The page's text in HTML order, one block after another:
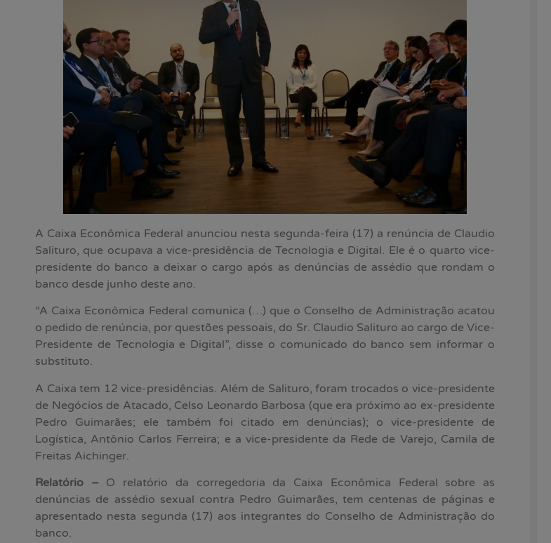
A Caixa Econômica Federal anunciou nesta segunda-feira (17) a renúncia de Claudio
Salituro, que ocupava a vice-presidência de Tecnologia e Digital. Ele é o quarto vice-
presidente do banco a deixar o cargo após as denúncias de assédio que rondam o
banco desde junho deste ano.
“A Caixa Econômica Federal comunica (…) que o Conselho de Administração acatou
o pedido de renúncia, por questões pessoais, do Sr. Claudio Salituro ao cargo de Vice-
Presidente de Tecnologia e Digital”, disse o comunicado do banco sem informar o
substituto.
A Caixa tem 12 vice-presidências. Além de Salituro, foram trocados o vice-presidente
de Negócios de Atacado, Celso Leonardo Barbosa (que era próximo ao ex-presidente
Pedro Guimarães; ele também foi citado em denúncias); o vice-presidente de
Logística, Antônio Carlos Ferreira; e a vice-presidente da Rede de Varejo, Camila de
Freitas Aichinger.
Relatório – O relatório da corregedoria da Caixa Econômica Federal sobre as
denúncias de assédio sexual contra Pedro Guimarães, tem centenas de páginas e
apresentado nesta segunda (17) aos integrantes do Conselho de Administração do
banco.